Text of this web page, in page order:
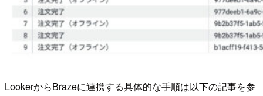
LookerからBrazeに連携する具体的な手順は以下の記事を参